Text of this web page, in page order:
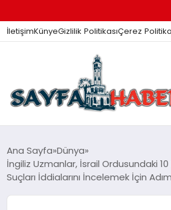
İletişimKünyeGizlilik PolitikasıÇerez
ANA SAYFA
GÜNDEM
Ana Sayfa Dünya
İngiliz Uzmanlar, İsrail Ordusundaki 10
Suçları İddialarını İncelemek İçin